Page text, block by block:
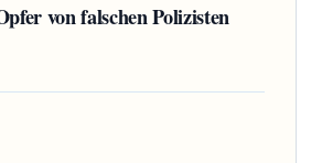
von falschen Polizisten